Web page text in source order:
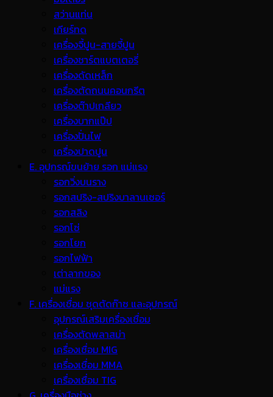
สว่านแท่น
เกียร์ทด
เครื่องจี้ปูน-สายจี้ปูน
เครื่องชาร์ตแบตเตอรี่
เครื่องดัดเหล็ก
เครื่องตัดถนนคอนกรีต
เครื่องต๊าปเกลียว
เครื่องบากแป๊ป
เครื่องปั่นไฟ
เครื่องปาดปูน
E. อุปกรณ์ขนย้าย รอก แม่แรง
รอกวิ่งบนราง
รอกสปริง-สปริงบาลานเซอร์
รอกสลิง
รอกโซ่
รอกโยก
รอกไฟฟ้า
เต่าลากของ
แม่แรง
F. เครื่องเชื่อม ชุดตัดก๊าซ และอุปกรณ์
อุปกรณ์เสริมเครื่องเชื่อม
เครื่องตัดพลาสม่า
เครื่องเชื่อม MIG
เครื่องเชื่อม MMA
เครื่องเชื่อม TIG